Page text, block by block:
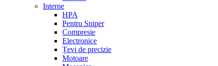
Interne
HPA
Pentru Sniper
Compresie
Electronice
Țevi de precizie
Motoare